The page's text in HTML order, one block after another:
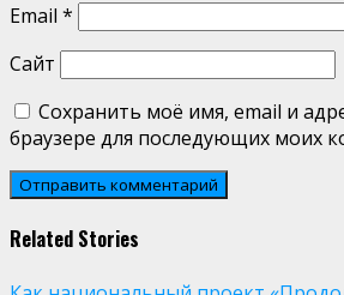
Email *
Сайт
Сохранить моё имя, email и
браузере для последующих моих
Related Stories